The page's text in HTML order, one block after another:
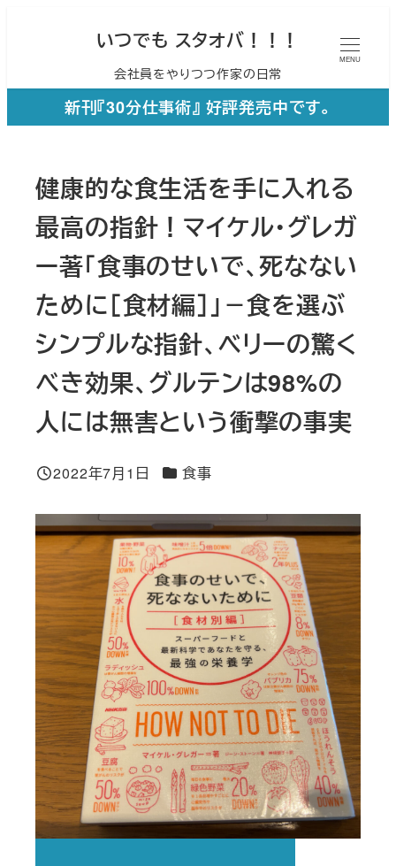
ン
いつでも スタオバ！！！
会社員をやりつつ作家の日常
MENU
新刊『30分仕事術』 好評発売中です。
健康的な食生活を手に入れる
最高の指針！マイケル・グレガ
ー著「食事のせいで、死なない
ために［食材編］」－食を選ぶ
シンプルな指針、ベリーの驚く
べき効果、グルテンは98%の
人には無害という衝撃の事実
投稿日
2022年7月1日 カテゴリー
食事